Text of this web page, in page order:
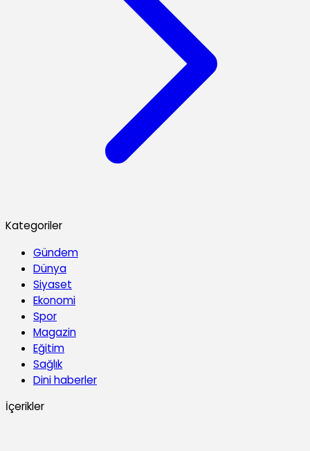
Kategoriler
Gündem
Dünya
Siyaset
Ekonomi
Spor
Magazin
Eğitim
Sağlık
Dini haberler
İçerikler